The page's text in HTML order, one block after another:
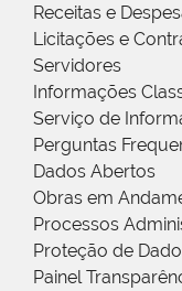
Receitas e
Licitações e
Servidores
Informações
Serviço de
Perguntas
Dados Abertos
Obras em
Processos
Proteção de
Painel